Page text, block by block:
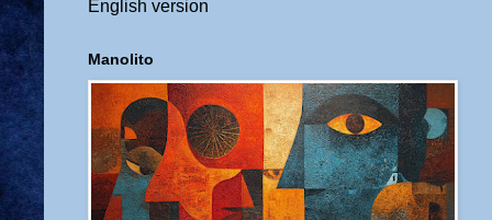
English version
Manolito